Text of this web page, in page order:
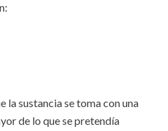
la sustancia se toma con una
de lo que se pretendía